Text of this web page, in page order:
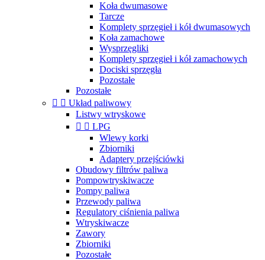
Koła dwumasowe
Tarcze
Komplety sprzęgieł i kół dwumasowych
Koła zamachowe
Wysprzęgliki
Komplety sprzęgieł i kół zamachowych
Dociski sprzęgła
Pozostałe
Pozostałe
  Układ paliwowy
Listwy wtryskowe
  LPG
Wlewy korki
Zbiorniki
Adaptery przejściówki
Obudowy filtrów paliwa
Pompowtryskiwacze
Pompy paliwa
Przewody paliwa
Regulatory ciśnienia paliwa
Wtryskiwacze
Zawory
Zbiorniki
Pozostałe